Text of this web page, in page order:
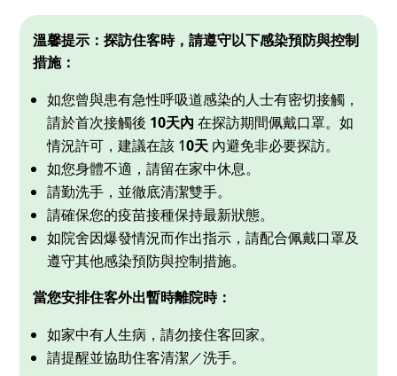
溫馨提示：探訪住客時，請遵守以下感染預防與控制
措施：
如您曾與患有急性呼吸道感染的人士有密切接觸，
請於首次接觸後 10天內 在探訪期間佩戴口罩。如
情況許可，建議在該 10天 內避免非必要探訪。
如您身體不適，請留在家中休息。
請勤洗手，並徹底清潔雙手。
請確保您的疫苗接種保持最新狀態。
如院舍因爆發情況而作出指示，請配合佩戴口罩及
遵守其他感染預防與控制措施。
當您安排住客外出暫時離院時：
如家中有人生病，請勿接住客回家。
請提醒並協助住客清潔／洗手。